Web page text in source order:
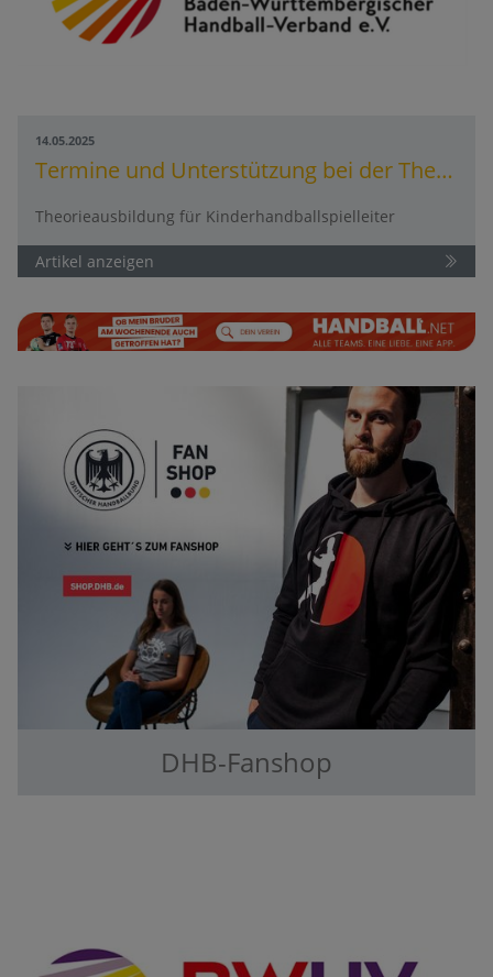
14.05.2025
Termine und Unterstützung bei der Theorieausbildung für Kinderhandballspielleiter
Theorieausbildung für Kinderhandballspielleiter
Artikel anzeigen
DHB-Fanshop